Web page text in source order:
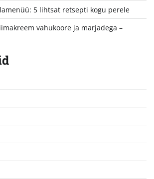
5 lihtsat retsepti kogu perele
vahukoore ja marjadega –